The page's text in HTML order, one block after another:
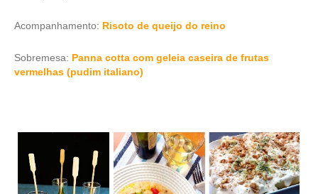
Acompanhamento: Risoto de queijo do reino
Sobremesa: Panna cotta com geleia caseira de frutas
vermelhas (pudim italiano)